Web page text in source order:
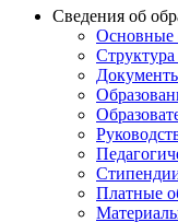
Сведения об
Основные
Платные